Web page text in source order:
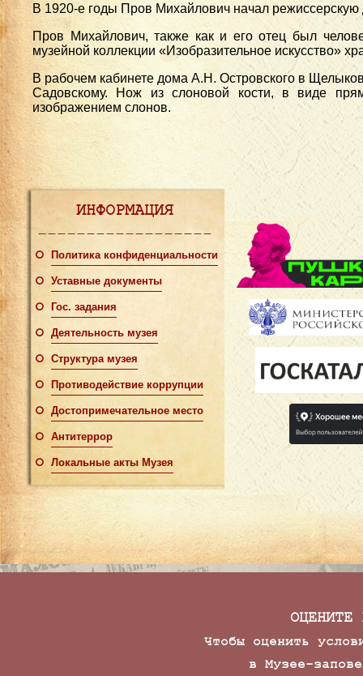
В 1920-е годы Пров Михайлович начал режиссерскую
Пров Михайлович, также как и его отец был
музейной коллекции «Изобразительное искусство»
В рабочем кабинете дома А.Н. Островского в
Садовскому. Нож из слоновой кости, в виде
изображением слонов.
ИНФОРМАЦИЯ
Политика конфиденциальности
Уставные документы
Гос. задания
Деятельность музея
Структура музея
Противодействие коррупции
Достопримечательное место
Антитеррор
Локальные акты Музея
ОЦЕНИТЕ
Чтобы оценить
в Музее-